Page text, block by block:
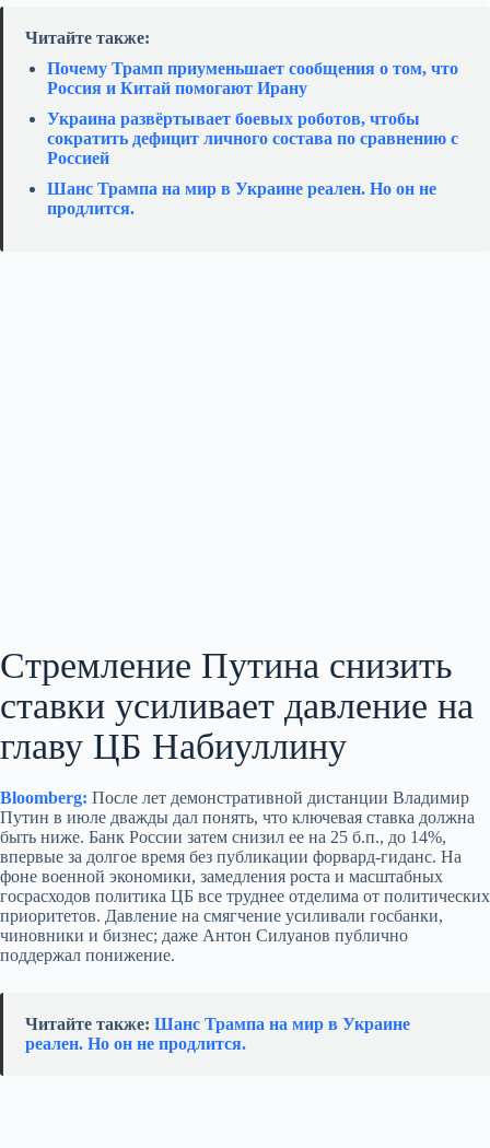
Читайте также:
Почему Трамп приуменьшает сообщения о том, что
Россия и Китай помогают Ирану
Украина развёртывает боевых роботов, чтобы
сократить дефицит личного состава по сравнению с
Россией
Шанс Трампа на мир в Украине реален. Но он не
продлится.
Стремление Путина снизить
ставки усиливает давление на
главу ЦБ Набиуллину
Bloomberg: После лет демонстративной дистанции Владимир
Путин в июле дважды дал понять, что ключевая ставка должна
быть ниже. Банк России затем снизил ее на 25 б.п., до 14%,
впервые за долгое время без публикации форвард-гиданс. На
фоне военной экономики, замедления роста и масштабных
госрасходов политика ЦБ все труднее отделима от политических
приоритетов. Давление на смягчение усиливали госбанки,
чиновники и бизнес; даже Антон Силуанов публично
поддержал понижение.
Читайте также: Шанс Трампа на мир в Украине
реален. Но он не продлится.